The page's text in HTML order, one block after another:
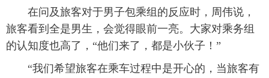
在问及旅客对于男子包乘组的反应时，周伟说，
旅客看到全是男生，会觉得眼前一亮。大家对乘务组
的认知度也高了，“他们来了，都是小伙子！”
“我们希望旅客在乘车过程中是开心的，当旅客有